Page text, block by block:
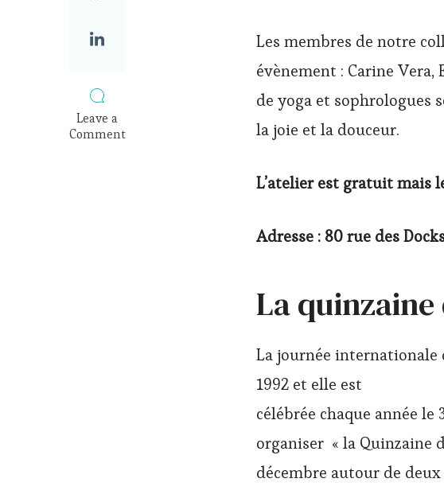
Leave a
Comment
Les membres de notre
évènement : Carine Vera,
de yoga et sophrologues
la joie et la douceur.
L’atelier est gratuit mais
Adresse : 80 rue des
La quinzaine
La journée internationale
1992 et elle est
célébrée chaque année
organiser « la Quinzaine
décembre autour de deux